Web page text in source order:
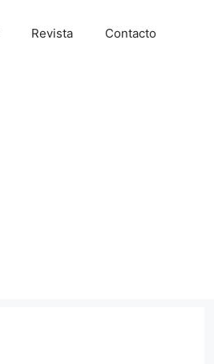
Revista Contacto